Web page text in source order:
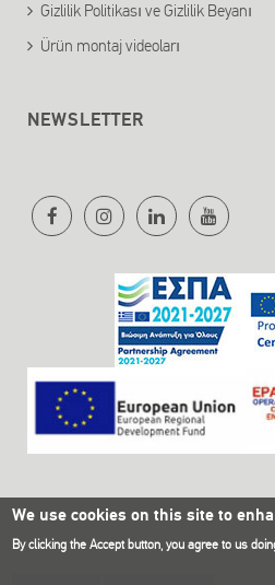
Gizlilik Politikası ve Gizlilik Beyanı
Ürün montaj videoları
NEWSLETTER
We use cookies on this site to
By clicking the Accept button, you agree to us